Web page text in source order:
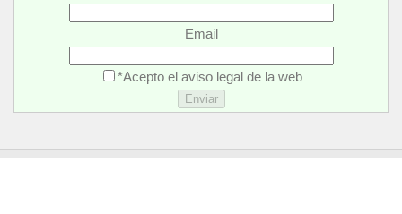
Email
*Acepto el aviso legal de la web